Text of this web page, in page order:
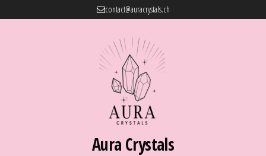
contact@auracrystals.ch
Aura Crystals